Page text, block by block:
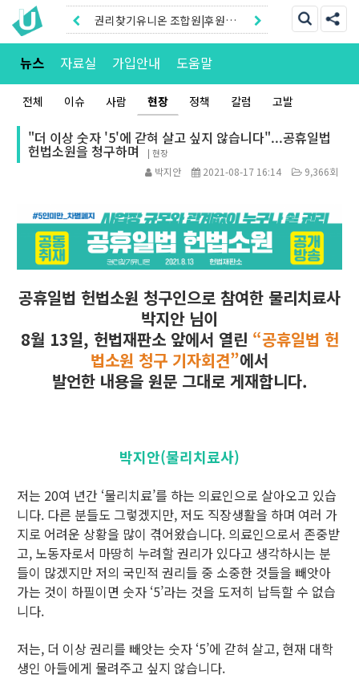
권리찾기유니온 조합원|후원안
내
권리찾기센터 온라인신청|상담
뉴스 자료실 가입안내 도움말
전체 이슈 사람 현장 정책 칼럼 고발
"더 이상 숫자 '5'에 갇혀 살고 싶지 않습니다"...공휴일법
헌법소원을 청구하며 |현장
박지안 2021-08-17 16:14 9,366회
공휴일법 헌법소원 청구인으로 참여한 물리치료사
박지안 님이
8월 13일, 헌법재판소 앞에서 열린 “공휴일법 헌
법소원 청구 기자회견”에서
발언한 내용을 원문 그대로 게재합니다.
박지안(물리치료사)
저는 20여 년간 ‘물리치료’를 하는 의료인으로 살아오고 있습
니다. 다른 분들도 그렇겠지만, 저도 직장생활을 하며 여러 가
지로 어려운 상황을 많이 겪어왔습니다. 의료인으로서 존중받
고, 노동자로서 마땅히 누려할 권리가 있다고 생각하시는 분
들이 많겠지만 저의 국민적 권리들 중 소중한 것들을 빼앗아
가는 것이 하필이면 숫자 ‘5’라는 것을 도저히 납득할 수 없습
니다.
저는, 더 이상 권리를 빼앗는 숫자 ‘5’에 갇혀 살고, 현재 대학
생인 아들에게 물려주고 싶지 않습니다.